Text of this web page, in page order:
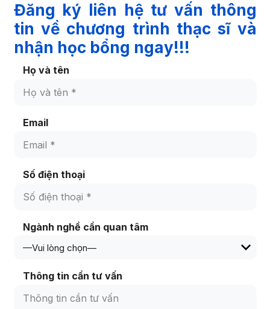
Đăng ký liên hệ tư vấn thông
tin về chương trình thạc sĩ và
nhận học bổng ngay!!!
Họ và tên
Email
Số điện thoại
Ngành nghề cần quan tâm
Thông tin cần tư vấn